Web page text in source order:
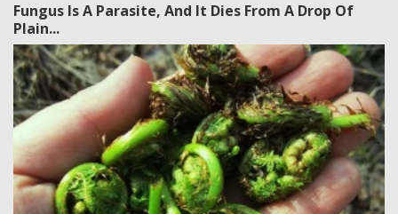
Fungus Is A Parasite, And It Dies From A Drop Of
Plain...